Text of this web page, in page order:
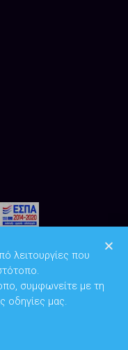
λειτουργίες που
συμφωνείτε με τη
οδηγίες μας.